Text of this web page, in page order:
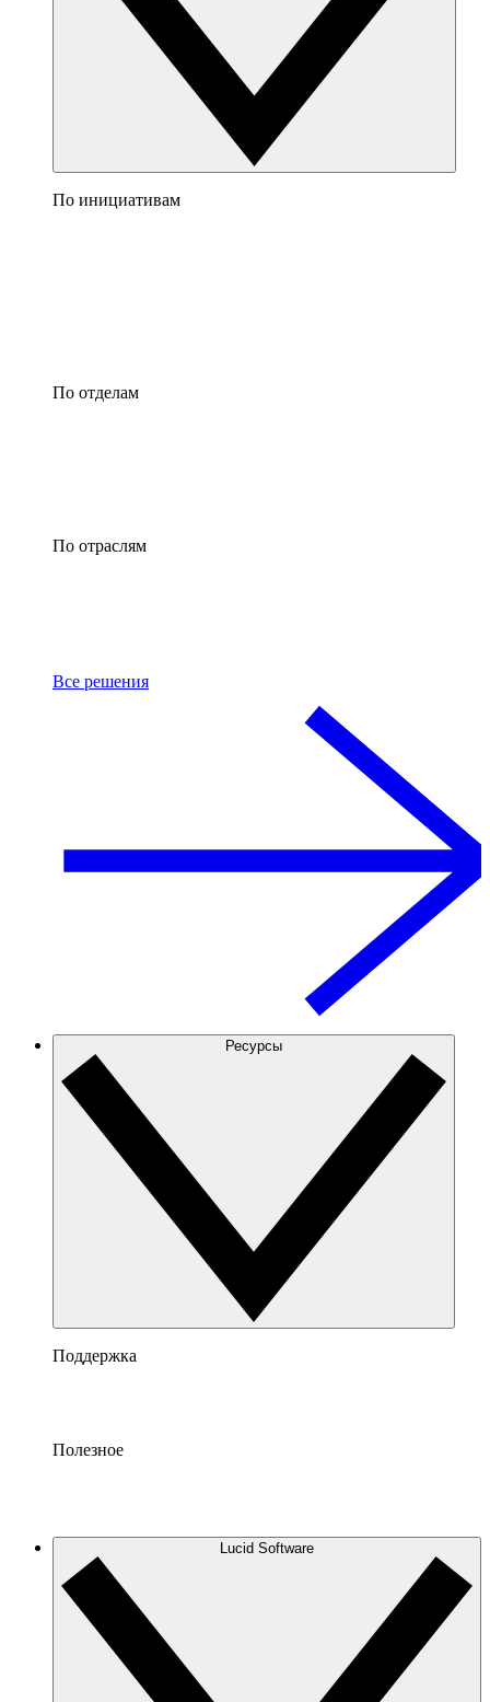
По инициативам
По отделам
По отраслям
Все решения
Ресурсы
Поддержка
Полезное
Lucid Software